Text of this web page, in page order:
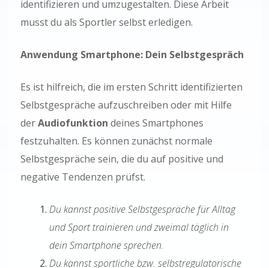
identifizieren und umzugestalten. Diese Arbeit
musst du als Sportler selbst erledigen.
Anwendung Smartphone: Dein Selbstgespräch
Es ist hilfreich, die im ersten Schritt identifizierten
Selbstgespräche aufzuschreiben oder mit Hilfe
derAudiofunktion deines Smartphones
festzuhalten. Es können zunächst normale
Selbstgespräche sein, die du auf positive und
negative Tendenzen prüfst.
Du kannst positive Selbstgespräche für Alltag
und Sport trainieren und zweimal täglich in
dein Smartphone sprechen.
Du kannst sportliche bzw. selbstregulatorische